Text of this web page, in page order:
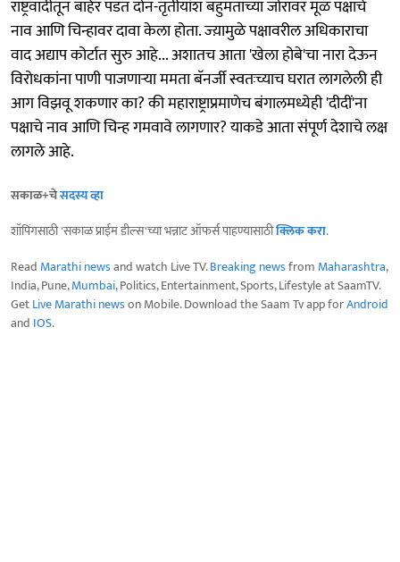
राष्ट्रवादीतून बाहेर पडत दोन-तृतीयांश बहुमताच्या जोरावर मूळ पक्षाचे
नाव आणि चिन्हावर दावा केला होता. ज्य़ामुळे पक्षावरील अधिकाराचा
वाद अद्याप कोर्टात सुरु आहे... अशातच आता 'खेला होबे'चा नारा देऊन
विरोधकांना पाणी पाजणाऱ्या ममता बॅनर्जी स्वतःच्याच घरात लागलेली ही
आग विझवू शकणार का? की महाराष्ट्राप्रमाणेच बंगालमध्येही 'दीदीं'ना
पक्षाचे नाव आणि चिन्ह गमवावे लागणार? याकडे आता संपूर्ण देशाचे लक्ष
लागले आहे.
सकाळ+चेसदस्य व्हा
शॉपिंगसाठी 'सकाळ प्राईम डील्स'च्या भन्नाट ऑफर्स पाहण्यासाठीक्लिक करा.
Read Marathi newsand watch Live TV.Breaking newsfrom Maharashtra,
India, Pune,Mumbai, Politics, Entertainment, Sports, Lifestyle at SaamTV.
GetLive Marathi newson Mobile. Download the Saam Tv app forAndroid
and IOS.